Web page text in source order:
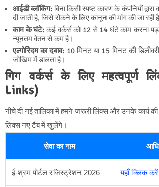
आईडी ब्लॉकिंग:बिना किसी स्पष्ट कारण के कंपनियों
दी जाती है, जिसे रोकने के लिए कानून की मांग की जा रही
काम के घंटे:कई वर्कर्स को 12 से 14 घंटे काम करना
न्यूनतम वेतन से कम है।
एल्गोरिदम का दबाव: 10 मिनट या 15 मिनट की
जोखिम में डालता है।
गिग वर्कर्स के लिए महत्वपूर्ण
Links)
नीचे दी गई तालिका में हमने जरूरी लिंक्स और उनके कार्य की
लिंक्स नए टैब में खुलेंगे।
सेवा का नाम
ई-श्रम पोर्टल रजिस्ट्रेशन 2026 यहाँ क्लिक करें